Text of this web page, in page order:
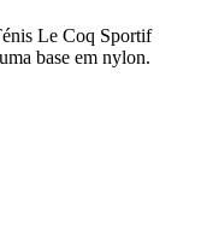
Le Coq Sportif
base em nylon.